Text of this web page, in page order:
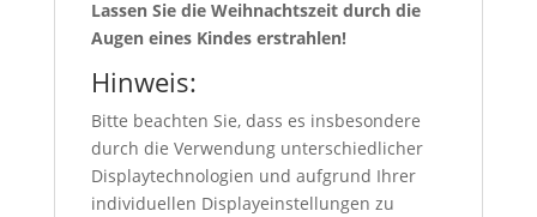
Lassen Sie die Weihnachtszeit durch die
Augen eines Kindes erstrahlen!
Hinweis:
Bitte beachten Sie, dass es insbesondere
durch die Verwendung unterschiedlicher
Displaytechnologien und aufgrund Ihrer
individuellen Displayeinstellungen zu